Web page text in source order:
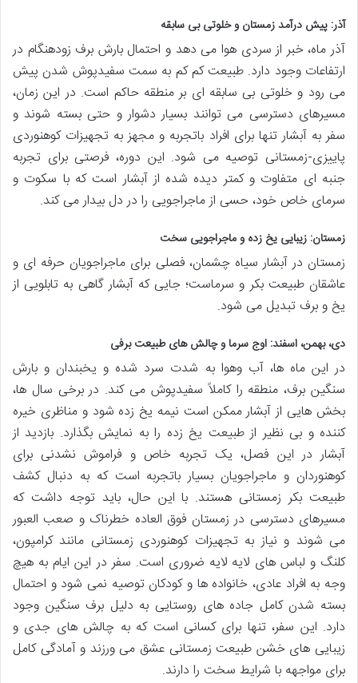
آذر: پیش درآمد زمستان و خلوتی بی سابقه
آذر ماه، خبر از سردی هوا می دهد و احتمال بارش برف زودهنگام در
ارتفاعات وجود دارد. طبیعت کم کم به سمت سفیدپوش شدن پیش
می رود و خلوتی بی سابقه ای بر منطقه حاکم است. در این زمان،
مسیرهای دسترسی می توانند بسیار دشوار و حتی بسته شوند و
سفر به آبشار تنها برای افراد باتجربه و مجهز به تجهیزات کوهنوردی
پاییزی-زمستانی توصیه می شود. این دوره، فرصتی برای تجربه
جنبه ای متفاوت و کمتر دیده شده از آبشار است که با سکوت و
سرمای خاص خود، حسی از ماجراجویی را در دل بیدار می کند.
زمستان: زیبایی یخ زده و ماجراجویی سخت
زمستان در آبشار سیاه چشمان، فصلی برای ماجراجویان حرفه ای و
عاشقان طبیعت بکر و سرماست؛ جایی که آبشار گاهی به تابلویی از
یخ و برف تبدیل می شود.
دی، بهمن، اسفند: اوج سرما و چالش های طبیعت برفی
در این ماه ها، آب وهوا به شدت سرد شده و یخبندان و بارش
سنگین برف، منطقه را کاملاً سفیدپوش می کند. در برخی سال ها،
بخش هایی از آبشار ممکن است نیمه یخ زده شود و مناظری خیره
کننده و بی نظیر از طبیعت یخ زده را به نمایش بگذارد. بازدید از
آبشار در این فصل، یک تجربه خاص و فراموش نشدنی برای
کوهنوردان و ماجراجویان بسیار باتجربه است که به دنبال کشف
طبیعت بکر زمستانی هستند. با این حال، باید توجه داشت که
مسیرهای دسترسی در زمستان فوق العاده خطرناک و صعب العبور
می شوند و نیاز به تجهیزات کوهنوردی زمستانی مانند کرامپون،
کلنگ و لباس های لایه لایه ضروری است. سفر در این ایام به هیچ
وجه به افراد عادی، خانواده ها و کودکان توصیه نمی شود و احتمال
بسته شدن کامل جاده های روستایی به دلیل برف سنگین وجود
دارد. این سفر، تنها برای کسانی است که به چالش های جدی و
زیبایی های خشن طبیعت زمستانی عشق می ورزند و آمادگی کامل
برای مواجهه با شرایط سخت را دارند.